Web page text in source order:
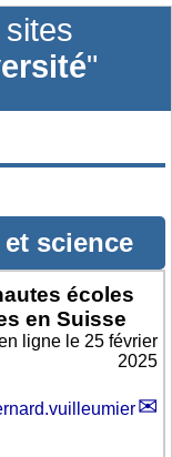
"
science
écoles
en Suisse
ligne le 25 février
2025